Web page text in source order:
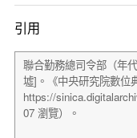
引用